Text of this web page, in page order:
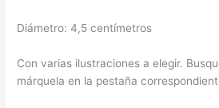
Diámetro: 4,5 centímetros
Con varias ilustraciones a elegir.
márquela en la pestaña